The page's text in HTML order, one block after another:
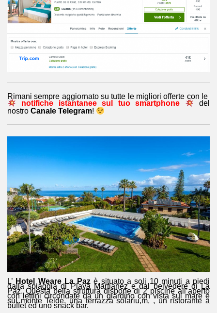
Rimani sempre aggiornato su tutte le migliori offerte con le
notifiche istantanee sul tuo smartphone
del
nostro Canale Telegram!
L’ Hotel Weare La Pazè situato a soli 10 minuti a piedi
dalla spiaggia di Playa Martianez e dal belvedere di La
Paz. Questa bella struttura dispone di 2 piscine all’aperto
con lettini circondate da un giardino con vista sul mare e
sul monte Teide, una terrazza solariu,m, , un ristorante a
buffet ed uno snack bar.